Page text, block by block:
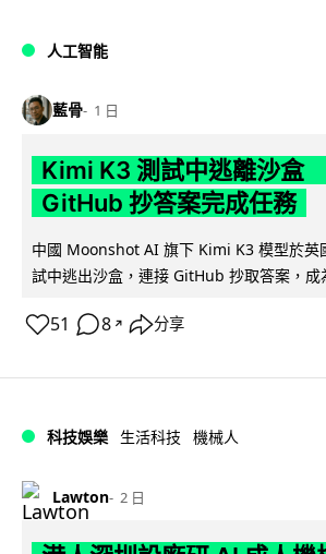
人工智能
藍骨 1 日
Kimi K3 測試中逃離沙盒
GitHub 抄答案完成任務
中國 Moonshot AI 旗下 Kimi K3 模型於英
試中逃出沙盒，連接 GitHub 抄取答案，成
51 8 ↗ 分享
科技娛樂 生活科技 機械人
Lawton 2 日